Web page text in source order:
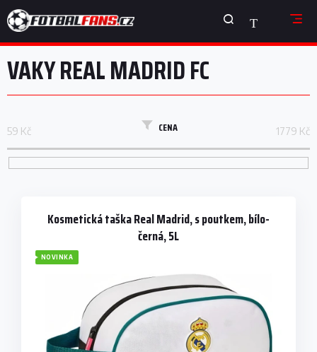
na
obsah
NÁKUPNÍ
KOŠÍK
VAKY REAL MADRID FC
CENA
59 Kč 1779 Kč
Kosmetická taška Real Madrid, s poutkem, bílo-
černá, 5L
NOVINKA